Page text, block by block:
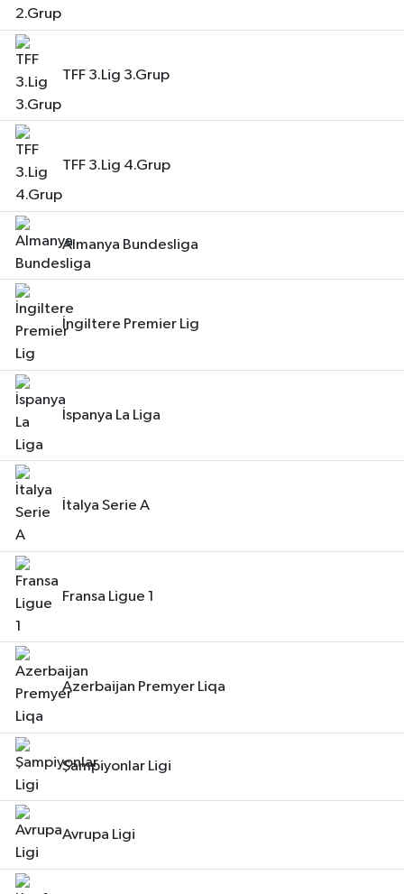
TFF 3.Lig 3.Grup
TFF 3.Lig 4.Grup
Almanya Bundesliga
İngiltere Premier Lig
İspanya La Liga
İtalya Serie A
Fransa Ligue 1
Azerbaijan Premyer Liqa
Şampiyonlar Ligi
Avrupa Ligi